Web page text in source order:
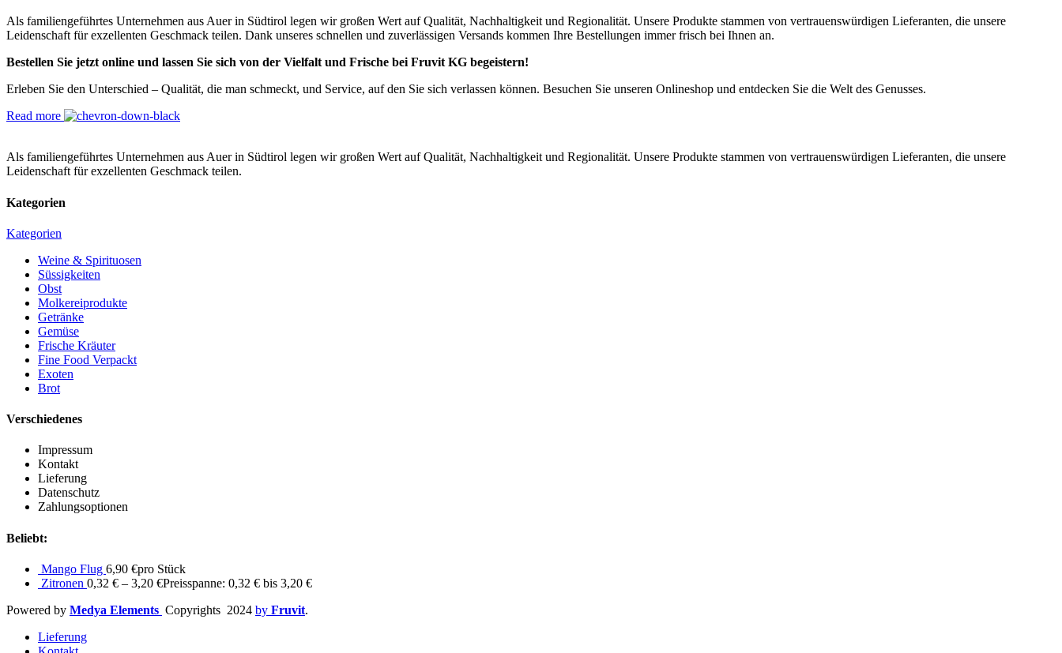
Als familiengeführtes Unternehmen aus Auer in Südtirol legen wir großen Wert auf Qualität, Nachhaltigkeit und Regionalität. Unsere Produkte stammen von vertrauenswürdigen Lieferanten, die unsere
Leidenschaft für exzellenten Geschmack teilen. Dank unseres schnellen und zuverlässigen Versands kommen Ihre Bestellungen immer frisch bei Ihnen an.
Bestellen Sie jetzt online und lassen Sie sich von der Vielfalt und Frische bei Fruvit KG begeistern!
Erleben Sie den Unterschied – Qualität, die man schmeckt, und Service, auf den Sie sich verlassen können. Besuchen Sie unseren Onlineshop und entdecken Sie die Welt des Genusses.
Read more
Als familiengeführtes Unternehmen aus Auer in Südtirol legen wir großen Wert auf Qualität, Nachhaltigkeit und Regionalität. Unsere Produkte stammen von vertrauenswürdigen Lieferanten, die unsere
Leidenschaft für exzellenten Geschmack teilen.
Kategorien
Kategorien
Weine & Spirituosen
Süssigkeiten
Obst
Molkereiprodukte
Getränke
Gemüse
Frische Kräuter
Fine Food Verpackt
Exoten
Brot
Verschiedenes
Impressum
Kontakt
Lieferung
Datenschutz
Zahlungsoptionen
Beliebt:
Mango Flug 6,90 €pro Stück
Zitronen 0,32 € – 3,20 €Preisspanne: 0,32 € bis 3,20 €
Powered by Medya Elements Copyrights 2024 by Fruvit.
Lieferung